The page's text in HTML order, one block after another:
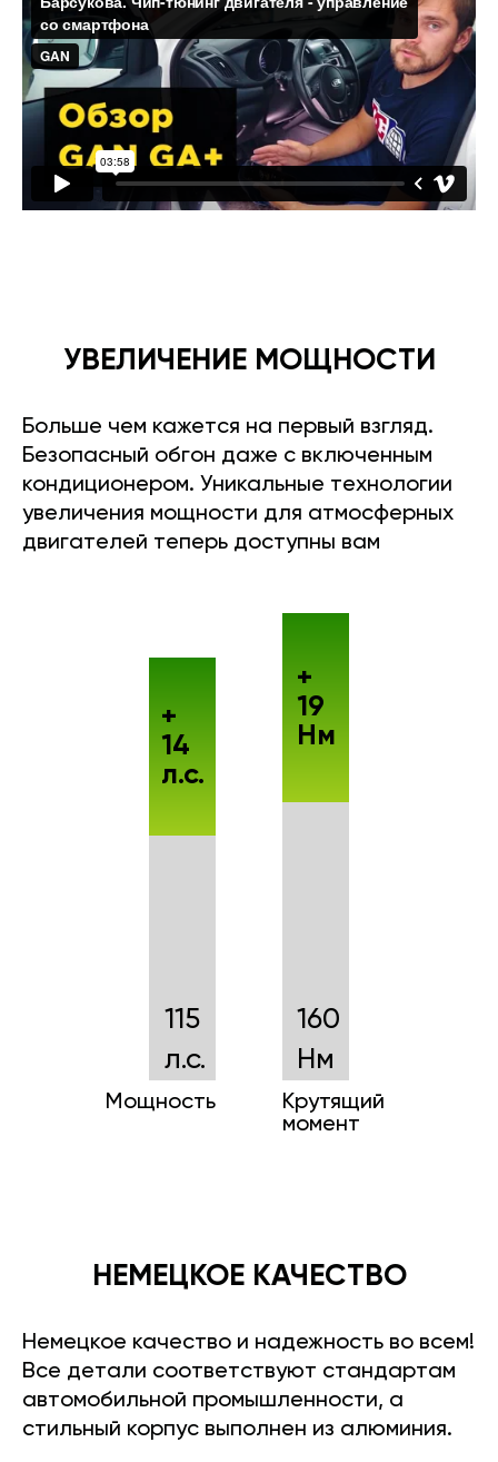
УВЕЛИЧЕНИЕ МОЩНОСТИ
Больше чем кажется на первый взгляд.
Безопасный обгон даже с включенным
кондиционером. Уникальные технологии
увеличения мощности для атмосферных
двигателей теперь доступны вам
115
л.с.
Мощность
+
14
л.с.
160
Нм
Крутящий
момент
+
19
Нм
НЕМЕЦКОЕ КАЧЕСТВО
Немецкое качество и надежность во всем!
Все детали соответствуют стандартам
автомобильной промышленности, а
стильный корпус выполнен из алюминия.